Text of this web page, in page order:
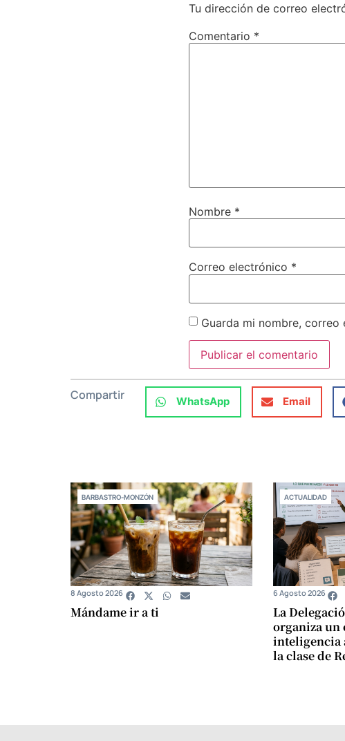
Tu dirección de correo
Comentario *
Nombre *
Correo electrónico *
Guarda mi nombre,
Compartir WhatsApp Email
BARBASTRO-MONZÓN
Mándame ir a ti
8 Agosto 2026
ACTUALIDAD
La
organiza un
inteligencia
la clase de
6 Agosto 2026